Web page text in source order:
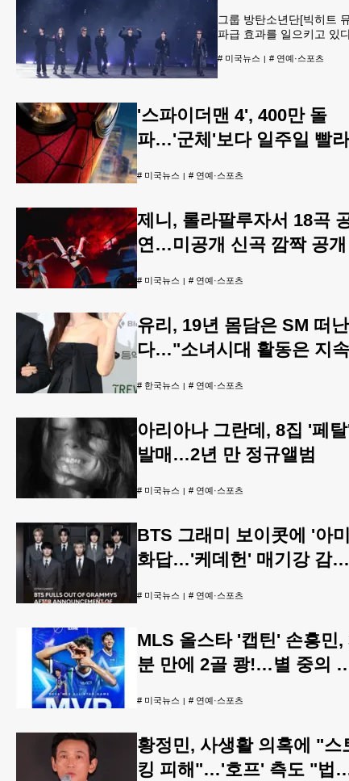
그룹 방탄소년단[빅히트
파급 효과를 일으키고 있
호황을 이끌고 있다"고 조
# 미국뉴스 # 연예·스포츠
'스파이더맨 4', 400만 돌
파…'군체'보다 일주일 빨라
# 미국뉴스 # 연예·스포츠
제니, 롤라팔루자서 18곡
연…미공개 신곡 깜짝 공개
# 미국뉴스 # 연예·스포츠
유리, 19년 몸담은 SM 떠난
다…"소녀시대 활동은 지
# 한국뉴스 # 연예·스포츠
아리아나 그란데, 8집 '페
발매…2년 만 정규앨범
# 미국뉴스 # 연예·스포츠
BTS 그래미 보이콧에 '아
화답…'케데헌' 매기강 감독
# 미국뉴스 # 연예·스포츠
MLS 올스타 '캡틴' 손흥민,
분 만에 2골 쾅!…별 중의
# 미국뉴스 # 연예·스포츠
황정민, 사생활 의혹에 "스
킹 피해"…'호프' 측도 "법